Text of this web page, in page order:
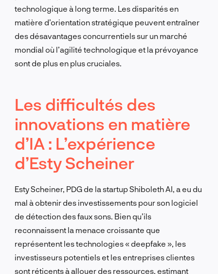
technologique à long terme. Les disparités en
matière d’orientation stratégique peuvent entraîner
des désavantages concurrentiels sur un marché
mondial où l’agilité technologique et la prévoyance
sont de plus en plus cruciales.
Les difficultés des
innovations en matière
d’IA : L’expérience
d’Esty Scheiner
Esty Scheiner, PDG de la startup Shiboleth AI, a eu du
mal à obtenir des investissements pour son logiciel
de détection des faux sons. Bien qu’ils
reconnaissent la menace croissante que
représentent les technologies « deepfake », les
investisseurs potentiels et les entreprises clientes
sont réticents à allouer des ressources, estimant